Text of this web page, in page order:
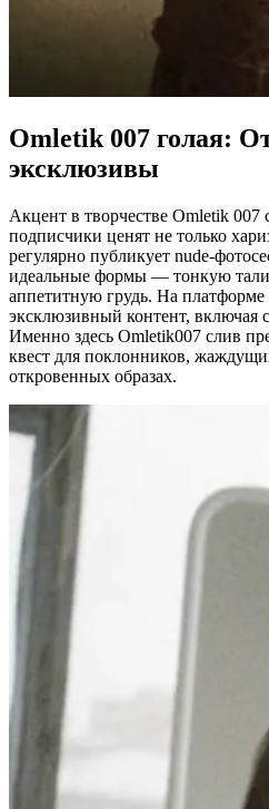
Omletik 007 голая:
эксклюзивы
Акцент в творчестве Omletik 007
подписчики ценят не только
регулярно публикует nude-
идеальные формы — тонкую
аппетитную грудь. На
эксклюзивный контент, включая
Именно здесь Omletik007 слив
квест для поклонников,
откровенных образах.